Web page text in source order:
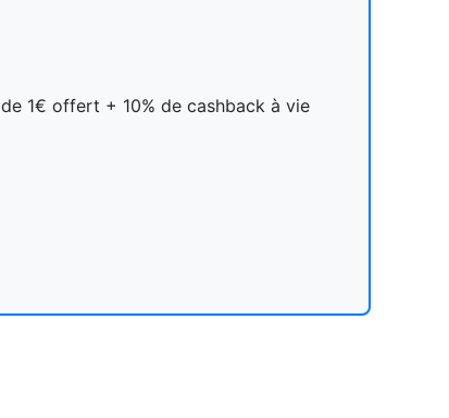
1€ offert + 10% de cashback à vie